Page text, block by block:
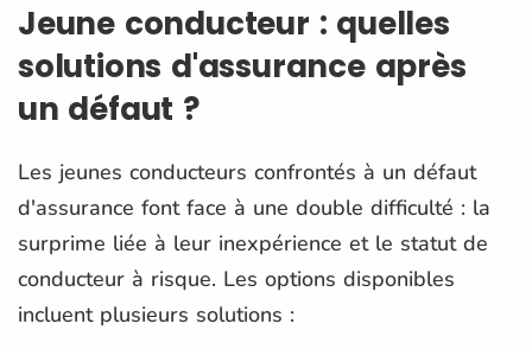
Jeune conducteur : quelles
solutions d'assurance après
un défaut ?
Les jeunes conducteurs confrontés à un défaut
d'assurance font face à une double difficulté : la
surprime liée à leur inexpérience et le statut de
conducteur à risque. Les options disponibles
incluent plusieurs solutions :